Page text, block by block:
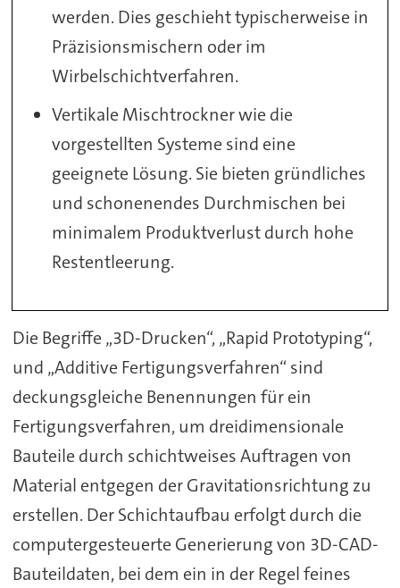
werden. Dies geschieht typischerweise in
Präzisionsmischern oder im
Wirbelschichtverfahren.
Vertikale Mischtrockner wie die
vorgestellten Systeme sind eine
geeignete Lösung. Sie bieten gründliches
und schonenendes Durchmischen bei
minimalem Produktverlust durch hohe
Restentleerung.
Die Begriffe „3D-Drucken“, „Rapid Prototyping“,
und „Additive Fertigungsverfahren“ sind
deckungsgleiche Benennungen für ein
Fertigungsverfahren, um dreidimensionale
Bauteile durch schichtweises Auftragen von
Material entgegen der Gravitationsrichtung zu
erstellen. Der Schichtaufbau erfolgt durch die
computergesteuerte Generierung von 3D-CAD-
Bauteildaten, bei dem ein in der Regel feines